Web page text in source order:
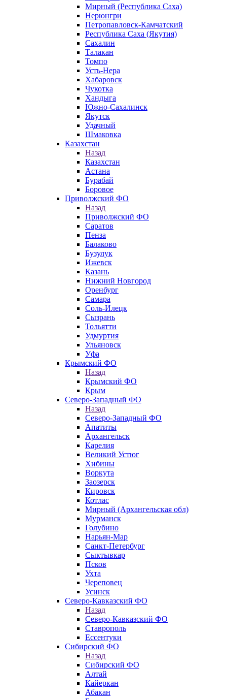
Мирный (Республика Саха)
Нерюнгри
Петропавловск-Камчатский
Республика Саха (Якутия)
Сахалин
Талакан
Томпо
Усть-Нера
Хабаровск
Чукотка
Хандыга
Южно-Сахалинск
Якутск
Удачный
Шмаковка
Казахстан
Назад
Казахстан
Астана
Бурабай
Боровое
Приволжский ФО
Назад
Приволжский ФО
Саратов
Пенза
Балаково
Бузулук
Ижевск
Казань
Нижний Новгород
Оренбург
Самара
Соль-Илецк
Сызрань
Тольятти
Удмуртия
Ульяновск
Уфа
Крымский ФО
Назад
Крымский ФО
Крым
Северо-Западный ФО
Назад
Северо-Западный ФО
Апатиты
Архангельск
Карелия
Великий Устюг
Хибины
Воркута
Заозерск
Кировск
Котлас
Мирный (Архангельская обл)
Мурманск
Голубино
Нарьян-Мар
Санкт-Петербург
Сыктывкар
Псков
Ухта
Череповец
Усинск
Северо-Кавказский ФО
Назад
Северо-Кавказский ФО
Ставрополь
Ессентуки
Сибирский ФО
Назад
Сибирский ФО
Алтай
Кайеркан
Абакан